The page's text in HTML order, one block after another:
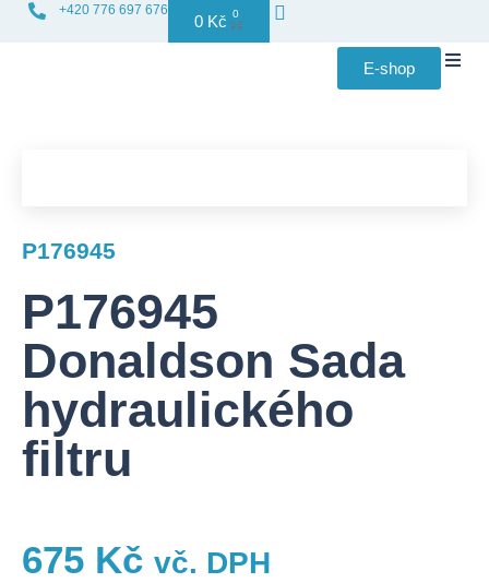
+420 776 697 676
0 Kč 0
E-shop
P176945
P176945
Donaldson Sada
hydraulického
filtru
675 Kč vč. DPH